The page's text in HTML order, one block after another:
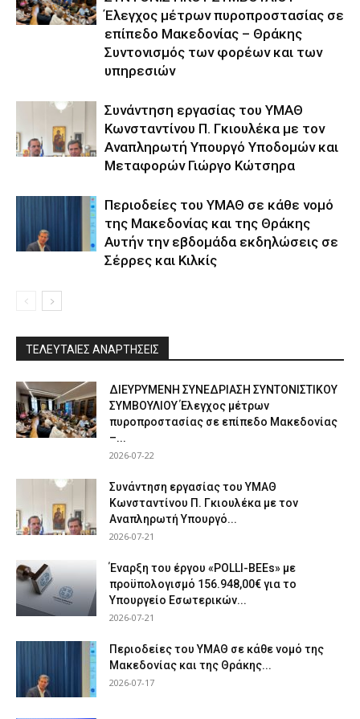
Έλεγχος μέτρων πυροπροστασίας σε
επίπεδο Μακεδονίας – Θράκης
Συντονισμός των φορέων και των
υπηρεσιών
Συνάντηση εργασίας του ΥΜΑΘ
Κωνσταντίνου Π. Γκιουλέκα με τον
Αναπληρωτή Υπουργό Υποδομών και
Μεταφορών Γιώργο Κώτσηρα
Περιοδείες του ΥΜΑΘ σε κάθε νομό
της Μακεδονίας και της Θράκης
Αυτήν την εβδομάδα εκδηλώσεις σε
Σέρρες και Κιλκίς
ΤΕΛΕΥΤΑΙΕΣ ΑΝΑΡΤΗΣΕΙΣ
ΔΙΕΥΡΥΜΕΝΗ ΣΥΝΕΔΡΙΑΣΗ ΣΥΝΤΟΝΙΣΤΙΚΟΥ
ΣΥΜΒΟΥΛΙΟΥ Έλεγχος μέτρων
πυροπροστασίας σε επίπεδο Μακεδονίας
–...
2026-07-22
Συνάντηση εργασίας του ΥΜΑΘ
Κωνσταντίνου Π. Γκιουλέκα με τον
Αναπληρωτή Υπουργό...
2026-07-21
Έναρξη του έργου «POLLI-BEEs» με
προϋπολογισμό 156.948,00€ για το
Υπουργείο Εσωτερικών...
2026-07-21
Περιοδείες του ΥΜΑΘ σε κάθε νομό της
Μακεδονίας και της Θράκης...
2026-07-17